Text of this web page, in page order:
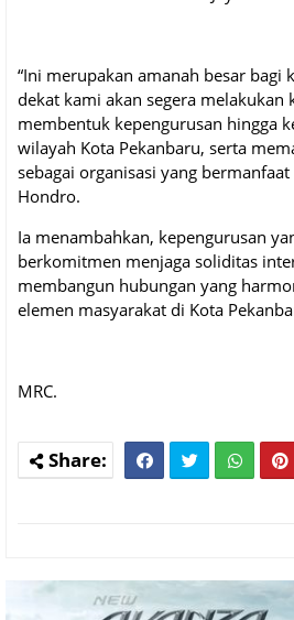
“Ini merupakan amanah besar bagi
dekat kami akan segera melakukan
membentuk kepengurusan hingga
wilayah Kota Pekanbaru, serta
sebagai organisasi yang
Hondro.
Ia menambahkan, kepengurusan
berkomitmen menjaga soliditas
membangun hubungan yang
elemen masyarakat di Kota
MRC.